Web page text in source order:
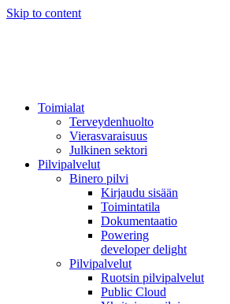
Skip to content
Toimialat
Terveydenhuolto
Vierasvaraisuus
Julkinen sektori
Pilvipalvelut
Binero pilvi
Kirjaudu sisään
Toimintatila
Dokumentaatio
Powering
developer delight
Pilvipalvelut
Ruotsin pilvipalvelut
Public Cloud